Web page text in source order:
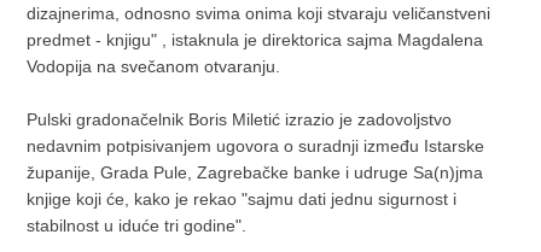
dizajnerima, odnosno svima onima koji stvaraju veličanstveni
predmet - knjigu" , istaknula je direktorica sajma Magdalena
Vodopija na svečanom otvaranju.
Pulski gradonačelnik Boris Miletić izrazio je zadovoljstvo
nedavnim potpisivanjem ugovora o suradnji između Istarske
županije, Grada Pule, Zagrebačke banke i udruge Sa(n)jma
knjige koji će, kako je rekao "sajmu dati jednu sigurnost i
stabilnost u iduće tri godine".